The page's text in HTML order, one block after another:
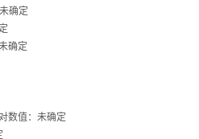
未确定
确定
数值：未确定